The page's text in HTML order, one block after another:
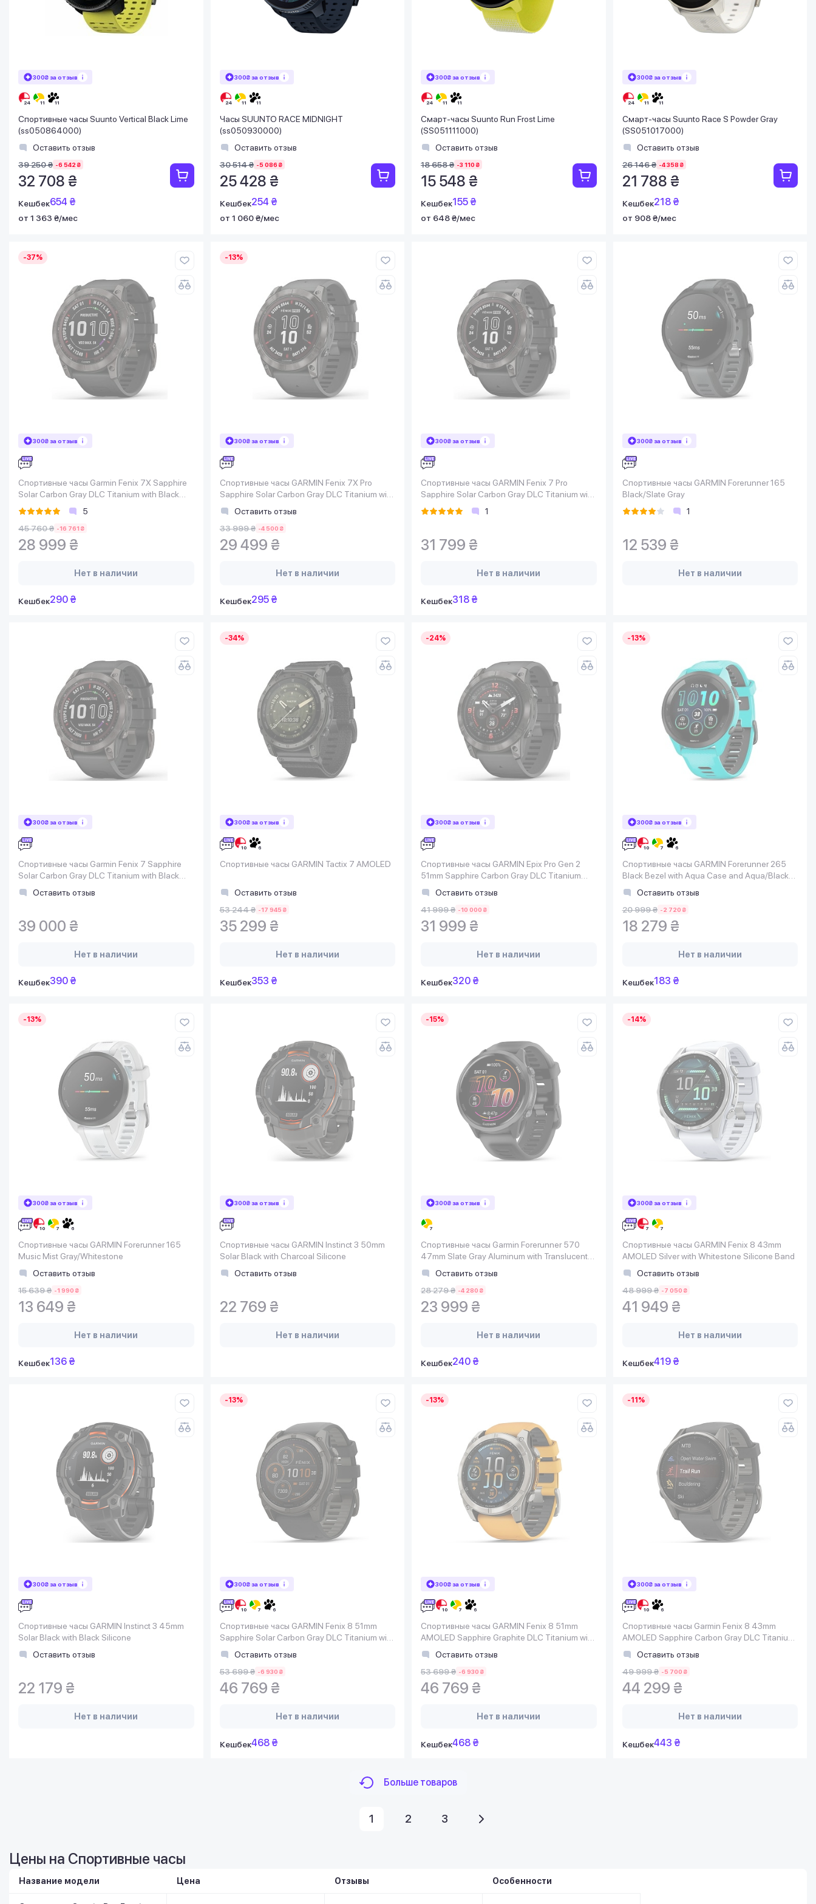
300₴ за отзыв
Спортивные часы Suunto Vertical Black Lime
(ss050864000)
Оставить отзыв
39 250 ₴ -6 542 ₴
32 708 ₴
Кешбек654 ₴
от 1 363 ₴/мес
300₴ за отзыв
Часы SUUNTO RACE MIDNIGHT
(ss050930000)
Оставить отзыв
30 514 ₴ -5 086 ₴
25 428 ₴
Кешбек254 ₴
от 1 060 ₴/мес
300₴ за отзыв
Смарт-часы Suunto Run Frost Lime
(SS051111000)
Оставить отзыв
18 658 ₴ -3 110 ₴
15 548 ₴
Кешбек155 ₴
от 648 ₴/мес
300₴ за отзыв
Смарт-часы Suunto Race S Powder Gray
(SS051017000)
Оставить отзыв
26 146 ₴ -4 358 ₴
21 788 ₴
Кешбек218 ₴
от 908 ₴/мес
-37%
300₴ за отзыв
Спортивные часы Garmin Fenix 7X Sapphire
Solar Carbon Gray DLC Titanium with Black
Band
5
45 760 ₴ -16 761 ₴
28 999 ₴
Нет в наличии
Кешбек290 ₴
-13%
300₴ за отзыв
Спортивные часы GARMIN Fenix 7X Pro
Sapphire Solar Carbon Gray DLC Titanium with
Black Band
Оставить отзыв
33 999 ₴ -4 500 ₴
29 499 ₴
Нет в наличии
Кешбек295 ₴
300₴ за отзыв
Спортивные часы GARMIN Fenix 7 Pro
Sapphire Solar Carbon Gray DLC Titanium with
Black Silicone
1
31 799 ₴
Нет в наличии
Кешбек318 ₴
300₴ за отзыв
Спортивные часы GARMIN Forerunner 165
Black/Slate Gray
1
12 539 ₴
Нет в наличии
300₴ за отзыв
Спортивные часы Garmin Fenix 7 Sapphire
Solar Carbon Gray DLC Titanium with Black
Band
Оставить отзыв
39 000 ₴
Нет в наличии
Кешбек390 ₴
-34%
300₴ за отзыв
Спортивные часы GARMIN Tactix 7 AMOLED
Оставить отзыв
53 244 ₴ -17 945 ₴
35 299 ₴
Нет в наличии
Кешбек353 ₴
-24%
300₴ за отзыв
Спортивные часы GARMIN Epix Pro Gen 2
51mm Sapphire Carbon Gray DLC Titanium
with Black Silicone
Оставить отзыв
41 999 ₴ -10 000 ₴
31 999 ₴
Нет в наличии
Кешбек320 ₴
-13%
300₴ за отзыв
Спортивные часы GARMIN Forerunner 265
Black Bezel with Aqua Case and Aqua/Black
Silicone Band
Оставить отзыв
20 999 ₴ -2 720 ₴
18 279 ₴
Нет в наличии
Кешбек183 ₴
-13%
300₴ за отзыв
Спортивные часы GARMIN Forerunner 165
Music Mist Gray/Whitestone
Оставить отзыв
15 639 ₴ -1 990 ₴
13 649 ₴
Нет в наличии
Кешбек136 ₴
300₴ за отзыв
Спортивные часы GARMIN Instinct 3 50mm
Solar Black with Charcoal Silicone
Оставить отзыв
22 769 ₴
Нет в наличии
-15%
300₴ за отзыв
Спортивные часы Garmin Forerunner 570
47mm Slate Gray Aluminum with Translucent
Black/Black Band (010-02971-00)
Оставить отзыв
28 279 ₴ -4 280 ₴
23 999 ₴
Нет в наличии
Кешбек240 ₴
-14%
300₴ за отзыв
Спортивные часы GARMIN Fenix 8 43mm
AMOLED Silver with Whitestone Silicone Band
Оставить отзыв
48 999 ₴ -7 050 ₴
41 949 ₴
Нет в наличии
Кешбек419 ₴
300₴ за отзыв
Спортивные часы GARMIN Instinct 3 45mm
Solar Black with Black Silicone
Оставить отзыв
22 179 ₴
Нет в наличии
-13%
300₴ за отзыв
Спортивные часы GARMIN Fenix 8 51mm
Sapphire Solar Carbon Gray DLC Titanium with
Black Silicone Band
Оставить отзыв
53 699 ₴ -6 930 ₴
46 769 ₴
Нет в наличии
Кешбек468 ₴
-13%
300₴ за отзыв
Спортивные часы GARMIN Fenix 8 51mm
AMOLED Sapphire Graphite DLC Titanium with
Spark Orange Silicone Band
Оставить отзыв
53 699 ₴ -6 930 ₴
46 769 ₴
Нет в наличии
Кешбек468 ₴
-11%
300₴ за отзыв
Спортивные часы Garmin Fenix 8 43mm
AMOLED Sapphire Carbon Gray DLC Titanium
with Black Silicone Band
Оставить отзыв
49 999 ₴ -5 700 ₴
44 299 ₴
Нет в наличии
Кешбек443 ₴
Больше товаров
1 2 3
Цены на Спортивные часы
Название модели Цена Отзывы Особенности